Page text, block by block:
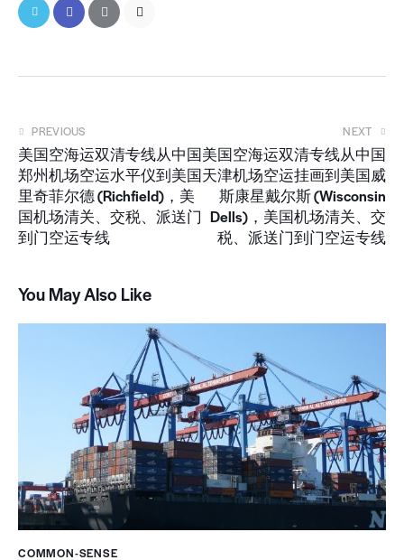
PREVIOUS
美国空海运双清专线从中国
郑州机场空运水平仪到美国
里奇菲尔德 (Richfield)，美
国机场清关、交税、派送门
到门空运专线
NEXT
美国空海运双清专线从中国
天津机场空运挂画到美国威
斯康星戴尔斯 (Wisconsin
Dells)，美国机场清关、交
税、派送门到门空运专线
You May Also Like
COMMON-SENSE